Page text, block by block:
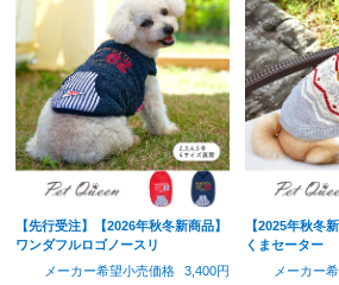
【先行受注】【2026年秋冬新商品】
ワンダフルロゴノースリ
メーカー希望小売価格
3,400円
【2025年秋冬
くまセーター
メーカー